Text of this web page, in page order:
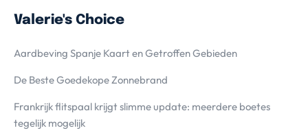
Valerie's Choice
Aardbeving Spanje Kaart en Getroffen Gebieden
De Beste Goedekope Zonnebrand
Frankrijk flitspaal krijgt slimme update: meerdere boetes
tegelijk mogelijk